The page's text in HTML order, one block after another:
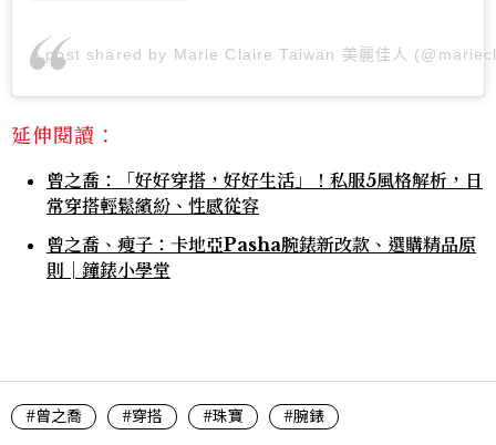
A post shared by Marie Claire Taiwan 美麗佳人
延伸閱讀：
曾之喬：「好好穿搭，好好生活」！私服5風格解析，日
常穿搭輕鬆繽紛、性感從容
曾之喬、瘦子：卡地亞Pasha腕錶新改款、選購精品原
則│鐘錶小學堂
#曾之喬 #穿搭 #珠寶 #腕錶